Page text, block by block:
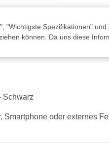
"Wichtigste Spezifikationen"
können. Da uns diese
Schwarz
oder externes